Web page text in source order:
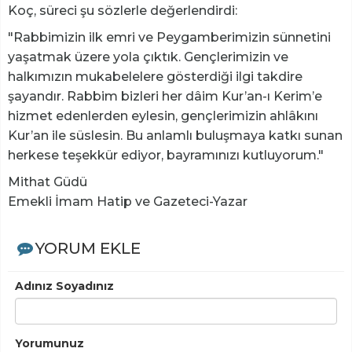
Koç, süreci şu sözlerle değerlendirdi:
​"Rabbimizin ilk emri ve Peygamberimizin sünnetini
yaşatmak üzere yola çıktık. Gençlerimizin ve
halkımızın mukabelelere gösterdiği ilgi takdire
şayandır. Rabbim bizleri her dâim Kur’an-ı Kerim’e
hizmet edenlerden eylesin, gençlerimizin ahlâkını
Kur’an ile süslesin. Bu anlamlı buluşmaya katkı sunan
herkese teşekkür ediyor, bayramınızı kutluyorum."
Mithat Güdü
Emekli İmam Hatip ve Gazeteci-Yazar
YORUM EKLE
Adınız Soyadınız
Yorumunuz